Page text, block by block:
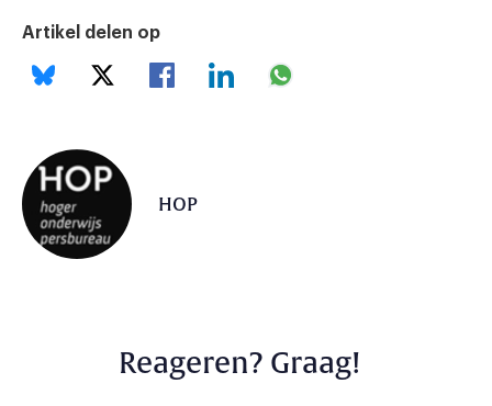
Artikel delen op
HOP
Reageren? Graag!